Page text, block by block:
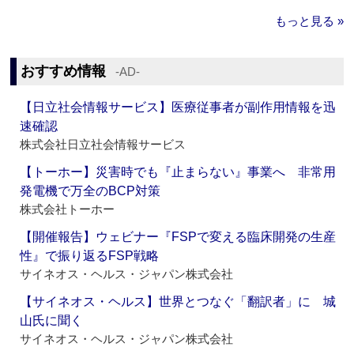
もっと見る »
おすすめ情報 ‐AD‐
【日立社会情報サービス】医療従事者が副作用情報を迅
速確認
株式会社日立社会情報サービス
【トーホー】災害時でも『止まらない』事業へ 非常用
発電機で万全のBCP対策
株式会社トーホー
【開催報告】ウェビナー『FSPで変える臨床開発の生産
性』で振り返るFSP戦略
サイネオス・ヘルス・ジャパン株式会社
【サイネオス・ヘルス】世界とつなぐ「翻訳者」に 城
山氏に聞く
サイネオス・ヘルス・ジャパン株式会社